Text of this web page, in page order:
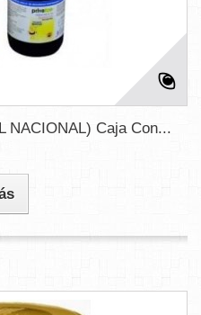
NACIONAL) Caja Con...